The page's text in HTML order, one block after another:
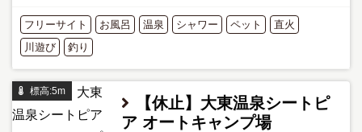
フリーサイト お風呂 温泉 シャワー ペット
直火
川遊び
釣り
標高:5m
【休止】大東温泉シートピ
ア オートキャンプ場